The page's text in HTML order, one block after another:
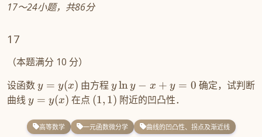
17～24小题，共86分
17
（本题满分 10 分）
设函数 y = y(x) 由方程y lny − x + y = 0 确定，试判断
曲线 y = y(x) 在点 (1, 1) 附近的凹凸性．
高等数学 一元函数微分学 曲线的凹凸性、拐点及渐近线